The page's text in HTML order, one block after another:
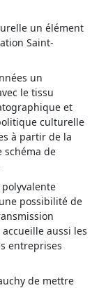
un élément
Saint-
un
le tissu
et
culturelle
à partir de la
schéma de
polyvalente
possibilité de
aussi les
entreprises
de mettre